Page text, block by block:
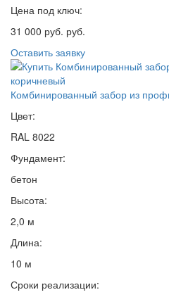
Цена под ключ:
31 000 руб. руб.
Оставить заявку
Комбинированный забор из
Цвет:
RAL 8022
Фундамент:
бетон
Высота:
2,0 м
Длина:
10 м
Сроки реализации: